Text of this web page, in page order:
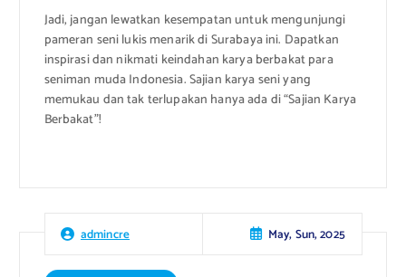
Jadi, jangan lewatkan kesempatan untuk mengunjungi
pameran seni lukis menarik di Surabaya ini. Dapatkan
inspirasi dan nikmati keindahan karya berbakat para
seniman muda Indonesia. Sajian karya seni yang
memukau dan tak terlupakan hanya ada di “Sajian Karya
Berbakat”!
admincre May, Sun, 2025